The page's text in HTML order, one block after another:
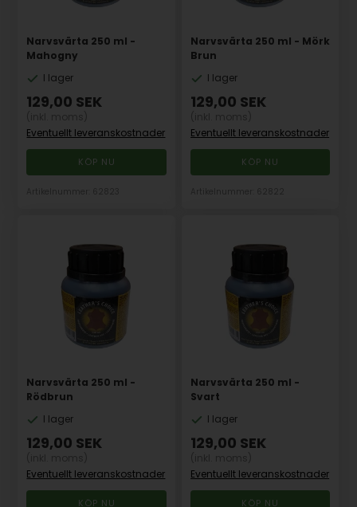
Narvsvärta 250 ml -
Mahogny
I lager
129,00 SEK
Eventuellt leveranskostnader
Narvsvärta 250 ml - Mörk
Brun
I lager
129,00 SEK
Eventuellt leveranskostnader
Narvsvärta 250 ml -
Rödbrun
I lager
129,00 SEK
Eventuellt leveranskostnader
Narvsvärta 250 ml -
Svart
I lager
129,00 SEK
Eventuellt leveranskostnader